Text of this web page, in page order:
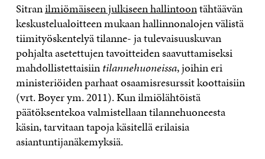
Sitranilmiömäiseen julkiseen hallintoontähtäävän
keskustelualoitteen mukaan hallinnonalojen välistä
tiimityöskentelyä tilanne- ja tulevaisuuskuvan
pohjalta asetettujen tavoitteiden saavuttamiseksi
mahdollistettaisiintilannehuoneissa, joihin eri
ministeriöiden parhaat osaamisresurssit koottaisiin
(vrt. Boyer ym. 2011). Kun ilmiölähtöistä
päätöksentekoa valmistellaan tilannehuoneesta
käsin, tarvitaan tapoja käsitellä erilaisia
asiantuntijanäkemyksiä.